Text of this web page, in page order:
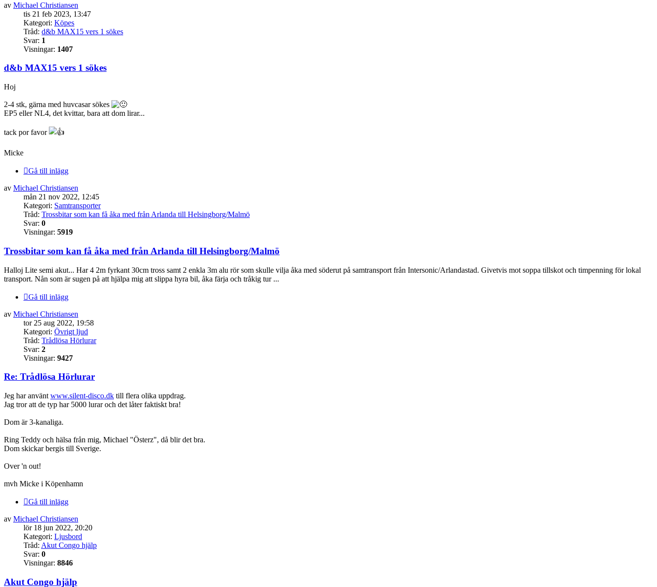
av Michael Christiansen
tis 21 feb 2023, 13:47
Kategori: Köpes
Tråd: d&b MAX15 vers 1 sökes
Svar: 1
Visningar: 1407
d&b MAX15 vers 1 sökes
Hoj
2-4 stk, gärna med huvcasar sökes
EP5 eller NL4, det kvittar, bara att dom lirar...
tack por favor
Micke
Gå till inlägg
av Michael Christiansen
mån 21 nov 2022, 12:45
Kategori: Samtransporter
Tråd: Trossbitar som kan få åka med från Arlanda till Helsingborg/Malmö
Svar: 0
Visningar: 5919
Trossbitar som kan få åka med från Arlanda till Helsingborg/Malmö
Halloj Lite semi akut... Har 4 2m fyrkant 30cm tross samt 2 enkla 3m alu rör som skulle vilja åka med söderut på samtransport från Intersonic/Arlandastad. Givetvis mot soppa tillskot och timpenning för lokal
transport. Nån som är sugen på att hjälpa mig att slippa hyra bil, åka färja och tråkig tur ...
Gå till inlägg
av Michael Christiansen
tor 25 aug 2022, 19:58
Kategori: Övrigt ljud
Tråd: Trådlösa Hörlurar
Svar: 2
Visningar: 9427
Re: Trådlösa Hörlurar
Jeg har använt www.silent-disco.dk till flera olika uppdrag.
Jag tror att de typ har 5000 lurar och det låter faktiskt bra!
Dom är 3-kanaliga.
Ring Teddy och hälsa från mig, Michael "Österz", då blir det bra.
Dom skickar bergis till Sverige.
Over 'n out!
mvh Micke i Köpenhamn
Gå till inlägg
av Michael Christiansen
lör 18 jun 2022, 20:20
Kategori: Ljusbord
Tråd: Akut Congo hjälp
Svar: 0
Visningar: 8846
Akut Congo hjälp